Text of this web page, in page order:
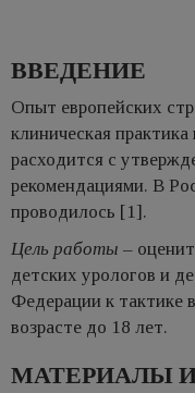
ВВЕДЕНИЕ
Опыт европейских
клиническая
расходится с
рекомендациями. В
проводилось [1].
Цель работы –
детских урологов и
Федерации к тактике
возрасте до 18 лет.
МАТЕРИАЛЫ